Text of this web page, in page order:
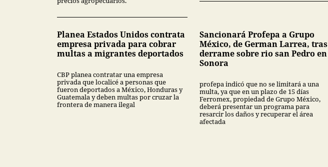
Planea Estados Unidos contrata
empresa privada para cobrar
multas a migrantes deportados
CBP planea contratar una empresa
privada que localicé a personas que
fueron deportados a México, Honduras y
Guatemala y deben multas por cruzar la
frontera de manera ilegal
Sancionará Profepa a Grupo
México, de German Larrea, tras
derrame sobre rio san Pedro en
Sonora
profepa indicó que no se limitará a una
multa, ya que en un plazo de 15 días
Ferromex, propiedad de Grupo México,
deberá presentar un programa para
resarcir los daños y recuperar el área
afectada